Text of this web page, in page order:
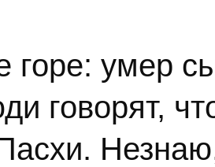
умер
говорят,